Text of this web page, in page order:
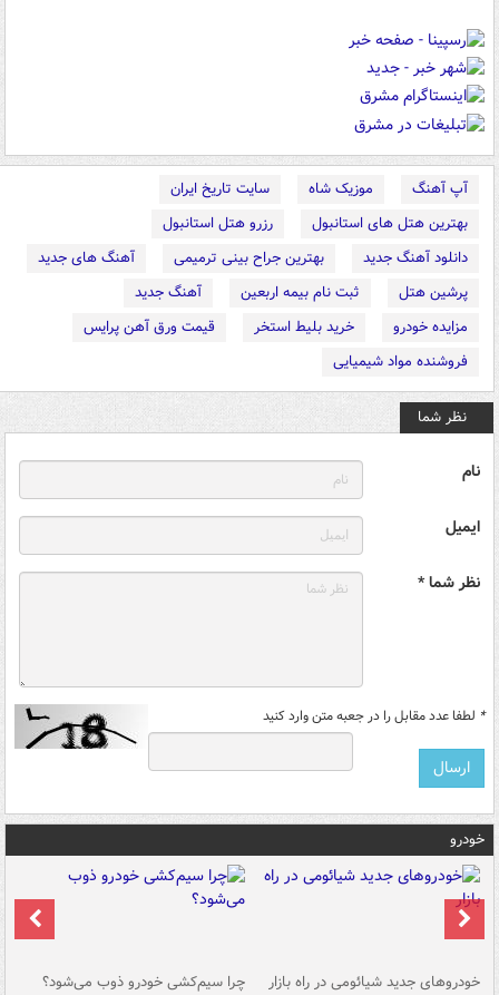
آپ آهنگ موزیک شاه
سایت تاریخ ایران
بهترین هتل های استانبول
رزرو هتل استانبول
دانلود آهنگ جدید
بهترین جراح بینی ترمیمی
آهنگ های جدید
پرشین هتل
ثبت نام بیمه اربعین
آهنگ جدید
مزایده خودرو
خرید بلیط استخر
قیمت ورق آهن پرایس
فروشنده مواد شیمیایی
نظر شما
نام
ایمیل
نظر شما *
* لطفا عدد مقابل را در جعبه متن وارد کنید
خودرو
خودروهای جدید شیائومی در راه بازار چرا سیم‌کشی خودرو ذوب می‌شود؟